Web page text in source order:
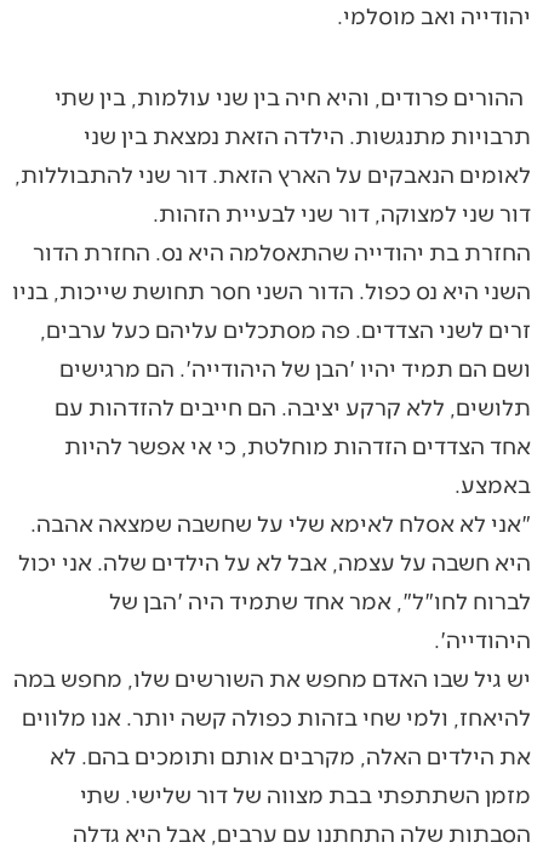
יהודייה ואב מוסלמי.
ההורים פרודים, והיא חיה בין שני עולמות, בין שתי
תרבויות מתנגשות. הילדה הזאת נמצאת בין שני
לאומים הנאבקים על הארץ הזאת. דור שני להתבוללות,
דור שני למצוקה, דור שני לבעיית הזהות.
החזרת בת יהודייה שהתאסלמה היא נס. החזרת הדור
השני היא נס כפול. הדור השני חסר תחושת שייכות, בניו
זרים לשני הצדדים. פה מסתכלים עליהם כעל ערבים,
ושם הם תמיד יהיו 'הבן של היהודייה'. הם מרגישים
תלושים, ללא קרקע יציבה. הם חייבים להזדהות עם
אחד הצדדים הזדהות מוחלטת, כי אי אפשר להיות
באמצע.
"אני לא אסלח לאימא שלי על שחשבה שמצאה אהבה.
היא חשבה על עצמה, אבל לא על הילדים שלה. אני יכול
לברוח לחו"ל", אמר אחד שתמיד היה 'הבן של
היהודייה'.
יש גיל שבו האדם מחפש את השורשים שלו, מחפש במה
להיאחז, ולמי שחי בזהות כפולה קשה יותר. אנו מלווים
את הילדים האלה, מקרבים אותם ותומכים בהם. לא
מזמן השתתפתי בבת מצווה של דור שלישי. שתי
הסבתות שלה התחתנו עם ערבים, אבל היא גדלה